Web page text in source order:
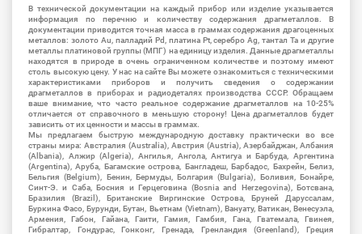
В технической документации на каждый прибор или изделие указывается
информация по перечню и количеству содержания драгметаллов. В
документации приводится точная масса в граммах содержания драгоценных
металлов: золото Au, палладий Pd, платина Pt, серебро Ag, тантал Ta и другие
металлы платиновой группы (МПГ) на единицу изделия. Данные драгметаллы
находятся в природе в очень ограниченном количестве и поэтому имеют
столь высокую цену. У нас на сайте Вы можете ознакомиться с техническими
характеристиками приборов и получить сведения о содержании
драгметаллов в приборах и радиодеталях производства СССР. Обращаем
ваше внимание, что часто реальное содержание драгметаллов на 10-25%
отличается от справочного в меньшую сторону! Цена драгметаллов будет
зависить от их ценности и массы в граммах.
Мы предлагаем быструю международную доставку практически во все
страны мира: Австралия (Australia), Австрия (Austria), Азербайджан, Албания
(Albania), Алжир (Algeria), Ангилья, Ангола, Антигуа и Барбуда, Аргентина
(Argentina), Аруба, Багамские острова, Бангладеш, Барбадос, Бахрейн, Белиз,
Бельгия (Belgium), Бенин, Бермуды, Болгария (Bulgaria), Боливия, Бонайре,
Синт-Э. и Саба, Босния и Герцеговина (Bosnia and Herzegovina), Ботсвана,
Бразилия (Brazil), Британские Виргинские Острова, Бруней Даруссалам,
Буркина Фасо, Бурунди, Бутан, Вьетнам (Vietnam), Вануату, Ватикан, Венесуэла,
Армения, Габон, Гайана, Гаити, Гамия, Гамбия, Гана, Гватемала, Гвинея,
Гибралтар, Гондурас, Гонконг, Гренада, Гренландия (Greenland), Греция